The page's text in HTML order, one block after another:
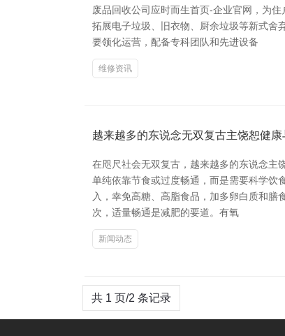
废品回收公司应时而生首页-企业官网，为
拓展电子垃圾、旧衣物、厨余垃圾等新式舍
要领化运营，配备专科团队和先进设备
维修资讯
越来越多的东说念无双复古主饶恕健康
在咫尺社会无双复古，越来越多的东说念主
单纯依靠节食或过度畅通，而是需要科学饮
入，幸免高糖、高脂食品，加多卵白质和
次，适量畅通是减肥的要道。有氧
新闻动态
共 1 页/2 条记录